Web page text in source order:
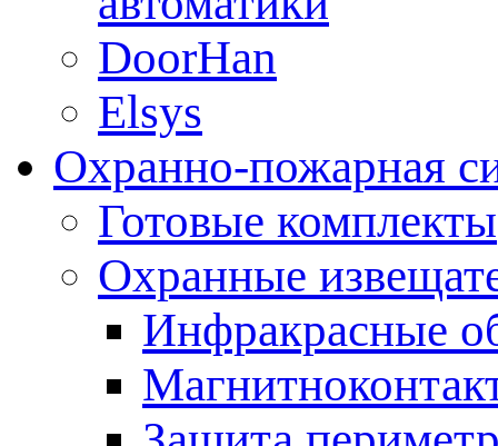
DoorHan
Elsys
Охранно-пожарная
Готовые комплекты
Охранные
Инфракрасные